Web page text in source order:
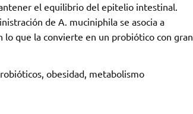
el equilibrio del epitelio intestinal.
de A. muciniphila se asocia a
que la convierte en un probiótico con gran
obesidad, metabolismo